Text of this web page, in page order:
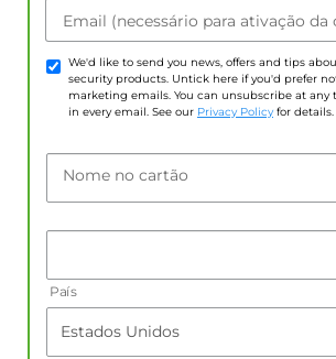
Email (necessário para ativação da
We'd like to send you news, offers and tips
security products. Untick here if you'd prefer
marketing emails. You can unsubscribe at
in every email. See our Privacy Policy for details.
Nome no cartão
País